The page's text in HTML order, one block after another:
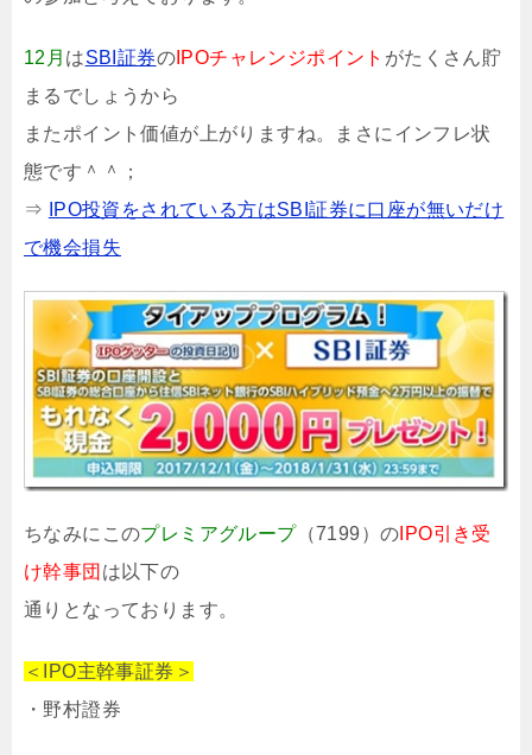
12月 はSBI証券の IPOチャレンジポイント がたくさん貯
まるでしょうから
またポイント価値が上がりますね。まさにインフレ状
態です＾＾；
⇒
IPO投資をされている方はSBI証券に口座が無いだけ
で機会損失
ちなみにこのプレミアグループ（7199）の IPO引き受
け幹事団 は以下の
通りとなっております。
＜IPO主幹事証券＞
・野村證券